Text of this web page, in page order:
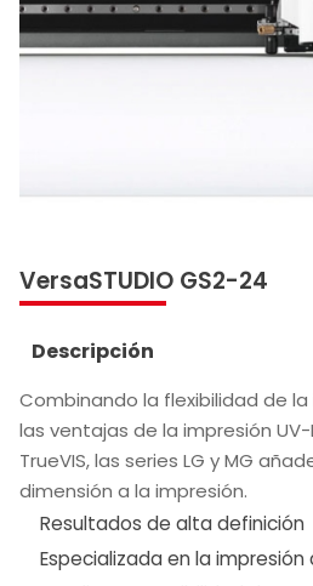
VersaSTUDIO GS2-24
Descripción
Combinando la flexibilidad de
las ventajas de la impresión UV-
TrueVIS, las series LG y MG
dimensión a la impresión.
Resultados de alta definición
Especializada en la